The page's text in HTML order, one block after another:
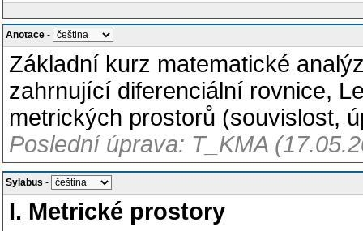
Anotace -
Základní kurz matematické
zahrnující diferenciální rovnice,
metrických prostorů (souvislost,
Poslední úprava: T_KMA
Sylabus -
I. Metrické prostory